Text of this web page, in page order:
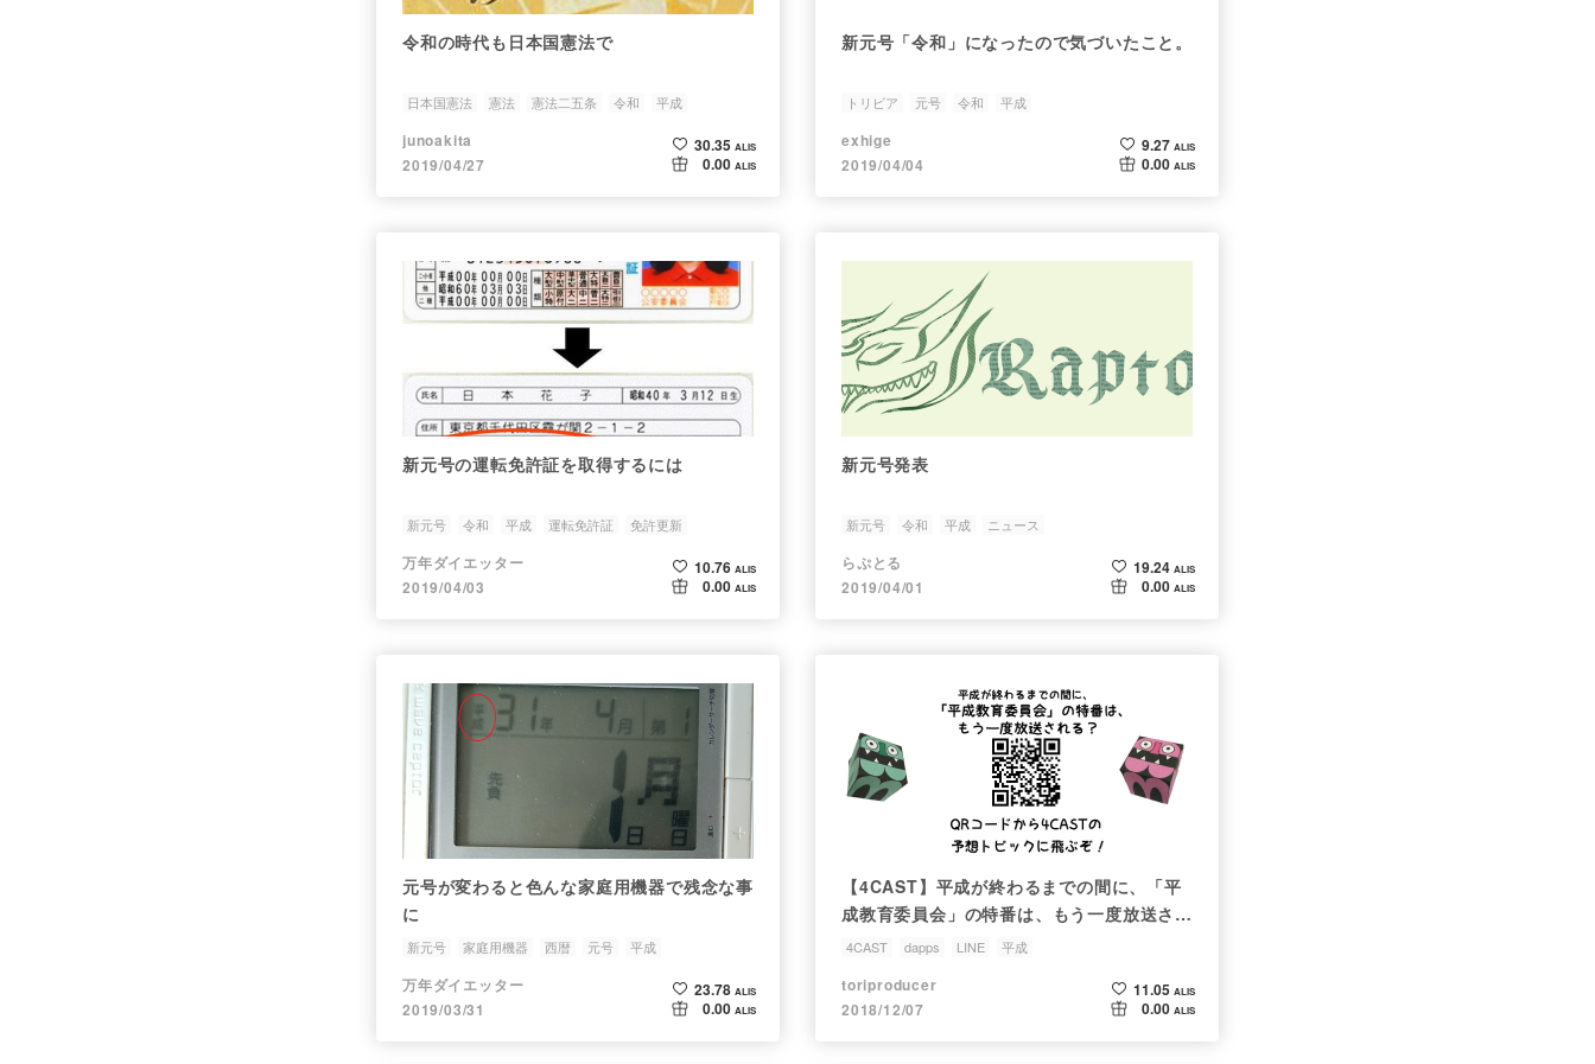
令和の時代も日本国憲法で
日本国憲法 憲法 憲法二五条 令和 平成
junoakita
2019/04/27
30.35 ALIS
0.00 ALIS
新元号「令和」になったので気づいたこと。
トリビア 元号 令和 平成
exhige
2019/04/04
9.27 ALIS
0.00 ALIS
新元号の運転免許証を取得するには
新元号 令和 平成 運転免許証 免許更新
万年ダイエッター
2019/04/03
10.76 ALIS
0.00 ALIS
新元号発表
新元号 令和 平成 ニュース
らぷとる
2019/04/01
19.24 ALIS
0.00 ALIS
元号が変わると色んな家庭用機器で残念な事
に
新元号 家庭用機器 西暦 元号 平成
万年ダイエッター
2019/03/31
23.78 ALIS
0.00 ALIS
【4CAST】平成が終わるまでの間に、「平
成教育委員会」の特番は、もう一度放送され
る？
4CAST dapps LINE
平成
平成が終わるまでの間に平成教育委員会4CAST
toriproducer
2018/12/07
11.05 ALIS
0.00 ALIS